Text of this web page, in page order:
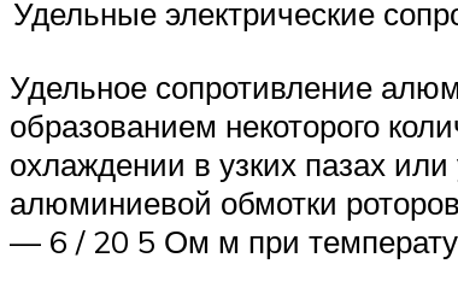
Удельные электрические
Удельное сопротивление
образованием некоторого
охлаждении в узких пазах
алюминиевой обмотки
— 6 / 20 5 Ом м при